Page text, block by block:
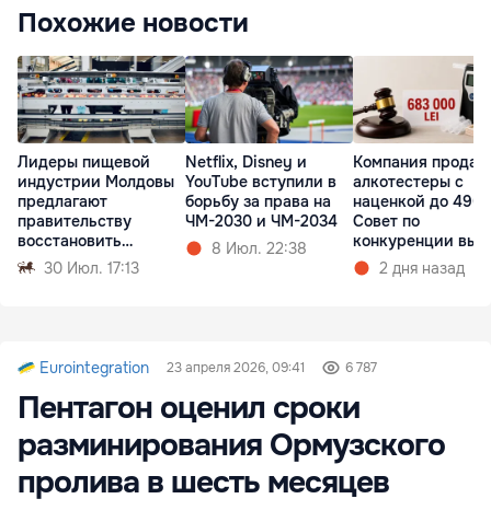
Похожие новости
Лидеры пищевой
индустрии Молдовы
предлагают
правительству
восстановить
конкуренцию
30 Июл. 17:13
Netflix, Disney и
YouTube вступили в
борьбу за права на
ЧМ-2030 и ЧМ-2034
8 Июл. 22:38
Компания
алкотестеры с
наценкой до
Совет по
конкуренции
штраф2 дня назад
Eurointegration 23 апреля 2026, 09:41 6 787
Пентагон оценил сроки
разминирования Ормузского
пролива в шесть месяцев